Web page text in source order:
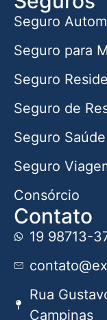
Seguro
Seguro para
Seguro
Seguro de
Seguro Saúde
Seguro
Consórcio
Contato
19 98713-
Rua
Campinas